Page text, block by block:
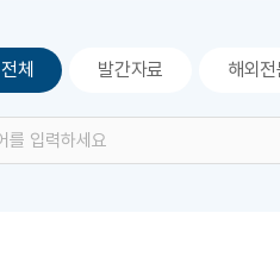
전체 발간자료 해외